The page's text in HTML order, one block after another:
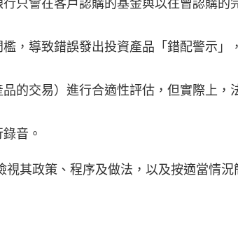
只會在客戶認購的基金與以往曾認購的
，導致錯誤發出投資產品「錯配警示」
的交易）進行合適性評估，但實際上，
音。
視其政策、程序及做法，以及按適當情況